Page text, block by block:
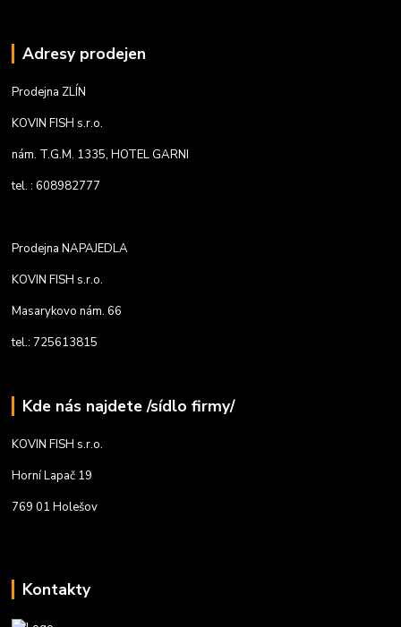
Adresy prodejen
Prodejna ZLÍN
KOVIN FISH s.r.o.
nám. T.G.M. 1335, HOTEL GARNI
tel. : 608982777
Prodejna NAPAJEDLA
KOVIN FISH s.r.o.
Masarykovo nám. 66
tel.: 725613815
Kde nás najdete /sídlo firmy/
KOVIN FISH s.r.o.
Horní Lapač 19
769 01 Holešov
Kontakty